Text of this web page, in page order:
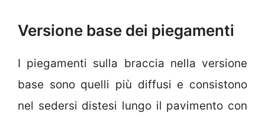
Versione base dei piegamenti
I piegamenti sulla braccia nella versione
base sono quelli più diffusi e consistono
nel sedersi distesi lungo il pavimento con